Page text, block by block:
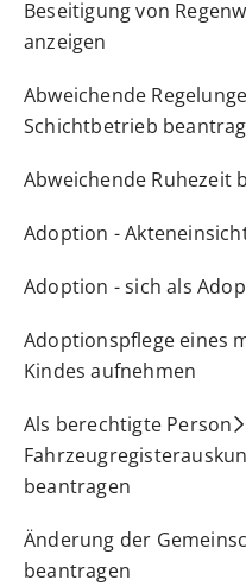
Beseitigung von
anzeigen
Abweichende
Schichtbetrieb
Abweichende Ruhezeit
Adoption -
Adoption - sich als
Adoptionspflege eines
Kindes aufnehmen
Als berechtigte Person
beantragen
Änderung der
beantragen